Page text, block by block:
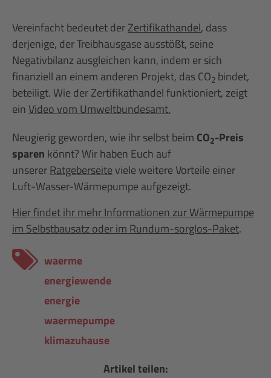
Vereinfacht bedeutet derZertifikathandel, dass
derjenige, der Treibhausgase ausstößt, seine
Negativbilanz ausgleichen kann, indem er sich
finanziell an einem anderen Projekt, das CO2 bindet,
beteiligt. Wie der Zertifikathandel funktioniert, zeigt
einVideo vom Umweltbundesamt.
Neugierig geworden, wie ihr selbst beim CO2-Preis
sparen könnt? Wir haben Euch auf
unsererRatgeberseiteviele weitere Vorteile einer
Luft-Wasser-Wärmepumpe aufgezeigt.
Hier findet ihr mehr Informationen zur Wärmepumpe
im Selbstbausatz oder im Rundum-sorglos-Paket.
waerme
energiewende
energie
waermepumpe
klimazuhause
Artikel teilen: